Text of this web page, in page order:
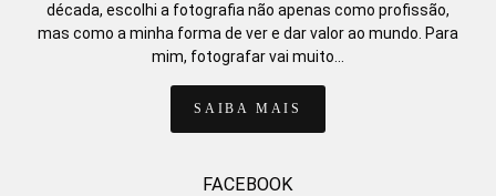
década, escolhi a fotografia não apenas como profissão,
mas como a minha forma de ver e dar valor ao mundo. Para
mim, fotografar vai muito...
SAIBA MAIS
FACEBOOK